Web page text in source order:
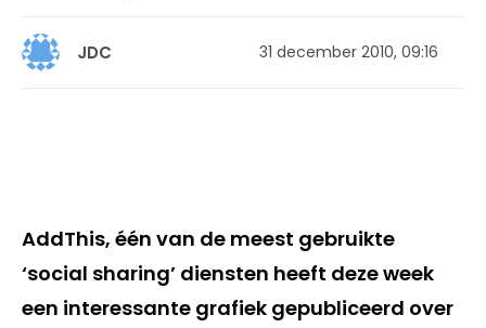
JDC 31 december 2010, 09:16
AddThis, één van de meest gebruikte
‘social sharing’ diensten heeft deze week
een interessante grafiek gepubliceerd over